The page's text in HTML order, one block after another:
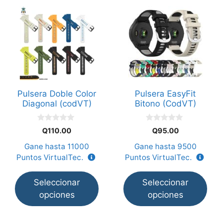
Pulsera Doble Color
Diagonal (codVT)
5
Q110.00
Gane hasta 11000
Puntos VirtualTec.
Seleccionar
opciones
Este
producto
tiene
múltiples
variantes.
Las
se
pueden
página
de
producto
Pulsera EasyFit
Bitono (CodVT)
5
Q95.00
Gane hasta 9500
Puntos VirtualTec.
Seleccionar
opciones
producto
tiene
múltiples
variantes.
Las
página
de
producto